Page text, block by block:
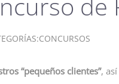
CONCURSOS
“pequeños clientes”,